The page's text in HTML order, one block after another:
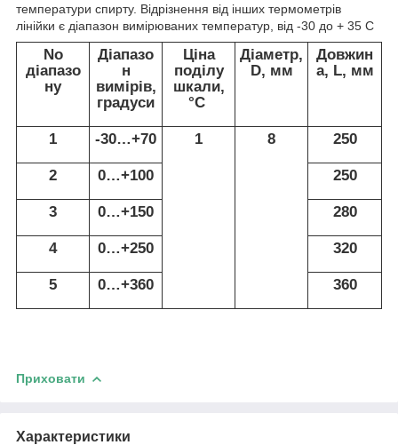
температури спирту. Відрізнення від інших термометрів
лінійки є діапазон вимірюваних температур, від -30 до + 35 С
No
діапазо
ну
Діапазо
н
вимірів,
градуси
Ціна
поділу
шкали,
°C
Діаметр,
D, мм
Довжин
а, L, мм
1 -30…+70 1 8 250
2 0…+100 250
3 0…+150 280
4 0…+250 320
5 0…+360 360
Приховати
Характеристики